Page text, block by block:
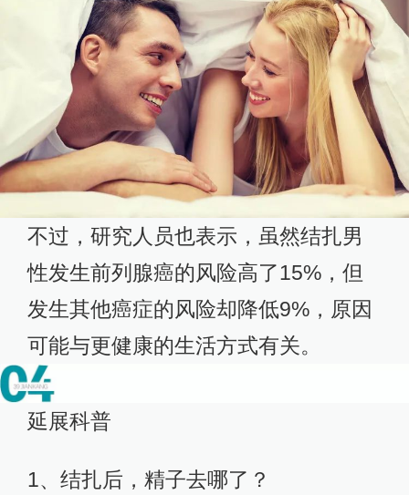
不过，研究人员也表示，虽然结扎男
性发生前列腺癌的风险高了15%，但
发生其他癌症的风险却降低9%，原因
可能与更健康的生活方式有关。
延展科普
1、结扎后，精子去哪了？